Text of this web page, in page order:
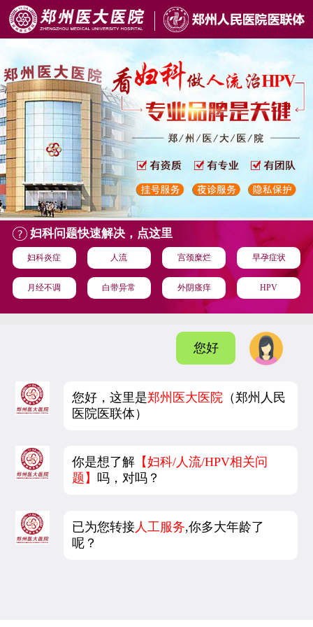
妇科问题快速解决，点这里
妇科炎症 人流 宫颈糜烂 早孕症状
月经不调 白带异常 外阴瘙痒 HPV
您好
您好，这里是郑州医大医院 （郑州人民
医院医联体）
你是想了解 【妇科/人流/HPV相关问
题】吗，对吗？
已为您转接 人工服务,你多大年龄了
呢？